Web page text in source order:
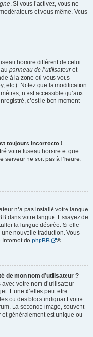
. Si vous l’activez, vous ne
et vous-même. Vous
horaire différent de celui
panneau de l’utilisateuret
à la zone où vous vous
etc.). Notez que la modification
n’est accessible qu’aux
c’est le bon moment
toujours incorrecte !
votre fuseau horaire et que
serveur ne soit pas à l’heure.
n’a pas installé votre langue
dans votre langue. Essayez de
la langue désirée. Si elle
une nouvelle traduction. Vous
Internet de phpBB ®.
de mon nom d’utilisateur ?
votre nom d’utilisateur
L’une d’elles peut être
ou des blocs indiquant votre
La seconde image, souvent
et généralement est unique ou